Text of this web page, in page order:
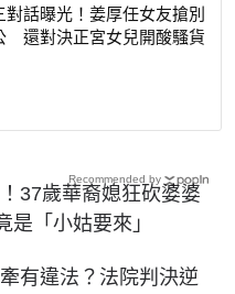
對話曝光！姜厚任女友搶別
還對決正宮女兒開酸騷貨
37歲華裔媳狂砍婆婆
「小姑要來」
有違法？法院判決逆
Recommended by